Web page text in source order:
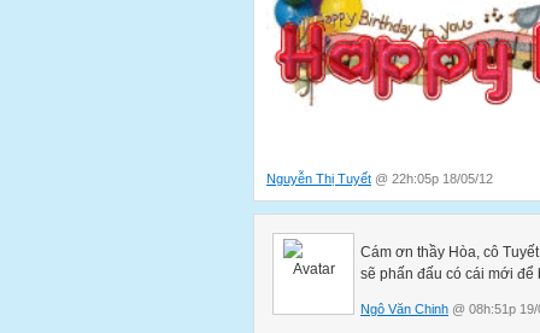
Nguyễn Thị Tuyết @ 22h:05p 18/05/12
Cám ơn thầy Hòa, cô
sẽ phấn đấu có cái mới để
Ngô Văn Chinh @ 08h:51p